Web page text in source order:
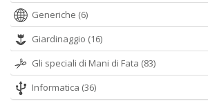
Generiche (6)
Giardinaggio (16)
Gli speciali di Mani di Fata (83)
Informatica (36)